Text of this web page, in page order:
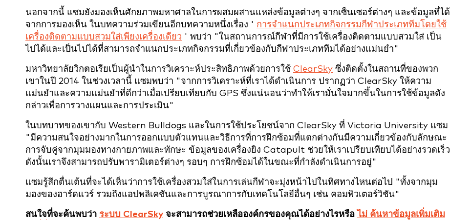
นอกจากนี้ แซมยังมองเห็นศักยภาพมหาศาลในการผสมผสานแหล่งข้อมูลต่างๆ จากเซ็นเซอร์ต่างๆ และข้อมูลที่ได้
จากการมองเห็น ในบทความร่วมเขียนอีกบทความหนึ่งเรื่อง ' การจำแนกประเภทกิจกรรมกีฬาประเภททีมโดยใช้
เครื่องติดตามแบบสวมใส่เพียงเครื่องเดียว ' พบว่า "ในสถานการณ์กีฬาที่มีการใช้เครื่องติดตามแบบสวมใส่ เป็น
ไปได้และเป็นไปได้ที่สามารถจำแนกประเภทกิจกรรมที่เกี่ยวข้องกับกีฬาประเภททีมได้อย่างแม่นยำ"
มหาวิทยาลัยวิกตอเรียเป็นผู้นำในการวิเคราะห์ประสิทธิภาพด้วยการใช้ ClearSky ซึ่งติดตั้งในสถานที่ของพวก
เขาในปี 2014 ในช่วงเวลานี้ แซมพบว่า "จากการวิเคราะห์ที่เราได้ดำเนินการ ปรากฏว่า ClearSky ให้ความ
แม่นยำและความแม่นยำที่ดีกว่าเมื่อเปรียบเทียบกับ GPS ซึ่งแน่นอนว่าทำให้เรามั่นใจมากขึ้นในการใช้ข้อมูลดัง
กล่าวเพื่อการวางแผนและการประเมิน"
ในบทบาทของเขากับ Western Bulldogs และในการใช้ประโยชน์จาก ClearSky ที่ Victoria University แซม
"มีความสนใจอย่างมากในการออกแบบตัวแทนและวิธีการที่การฝึกซ้อมที่แตกต่างกันมีความเกี่ยวข้องกับลักษณะ
การจับคู่จากมุมมองทางกายภาพและทักษะ ข้อมูลของเครื่องยิง Catapult ช่วยให้เราเปรียบเทียบได้อย่างรวดเร็ว
ดังนั้นเราจึงสามารถปรับพารามิเตอร์ต่างๆ รอบๆ การฝึกซ้อมได้ในขณะที่กำลังดำเนินการอยู่"
แซมรู้สึกตื่นเต้นที่จะได้เห็นว่าการใช้เครื่องสวมใส่ในการเล่นกีฬาจะมุ่งหน้าไปในทิศทางไหนต่อไป "ทั้งจากมุม
มองของฮาร์ดแวร์ รวมถึงแอปพลิเคชันและการบูรณาการกับเทคโนโลยีอื่นๆ เช่น คอมพิวเตอร์วิชัน"
สนใจที่จะค้นพบว่า ระบบ ClearSky จะสามารถช่วยเหลือองค์กรของคุณได้อย่างไรหรือ ไม่ ค้นหาข้อมูลเพิ่มเติม